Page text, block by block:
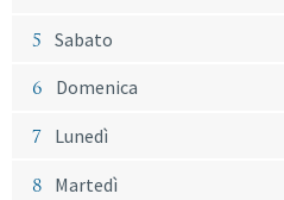
5 Sabato
6 Domenica
7 Lunedì
8 Martedì